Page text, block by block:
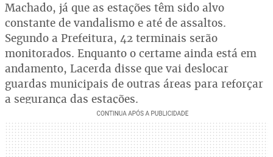
Machado, já que as estações têm sido alvo
constante de vandalismo e até de assaltos.
Segundo a Prefeitura, 42 terminais serão
monitorados. Enquanto o certame ainda está em
andamento, Lacerda disse que vai deslocar
guardas municipais de outras áreas para reforçar
a segurança das estações.